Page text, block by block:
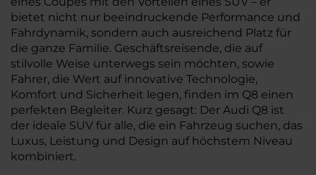
bietet nicht nur beeindruckende Performance und
Fahrdynamik, sondern auch ausreichend Platz für
die ganze Familie. Geschäftsreisende, die auf
stilvolle Weise unterwegs sein möchten, sowie
Fahrer, die Wert auf innovative Technologie,
Komfort und Sicherheit legen, finden im Q8 einen
perfekten Begleiter. Kurz gesagt: Der Audi Q8 ist
der ideale SUV für alle, die ein Fahrzeug suchen, das
Luxus, Leistung und Design auf höchstem Niveau
kombiniert.